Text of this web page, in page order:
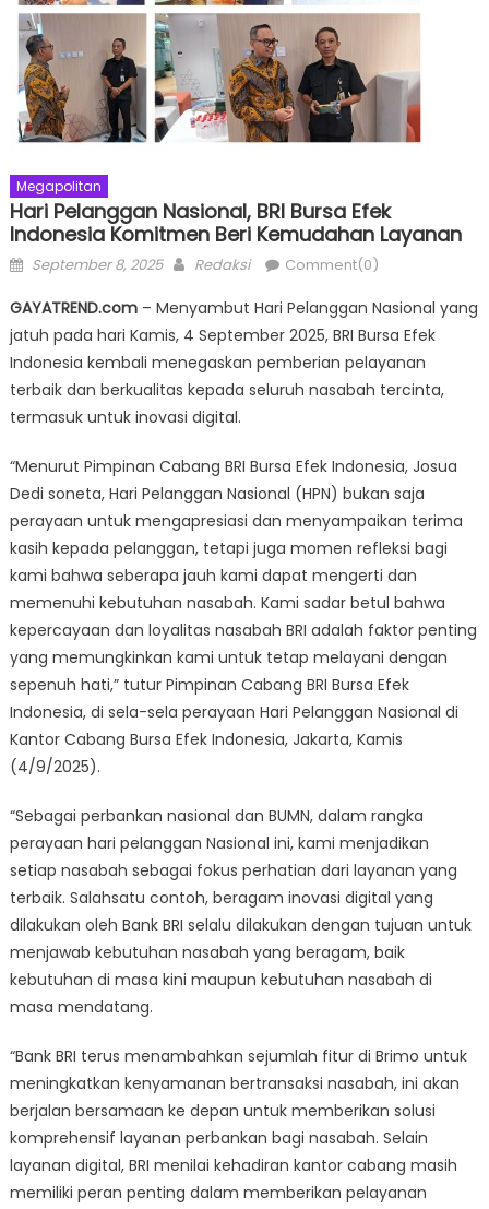
Megapolitan
Hari Pelanggan Nasional, BRI Bursa Efek
Indonesia Komitmen Beri Kemudahan Layanan
Posted
September 8, 2025 Author
Redaksi Comment(0)
GAYATREND.com– Menyambut Hari Pelanggan Nasional yang
jatuh pada hari Kamis, 4 September 2025, BRI Bursa Efek
Indonesia kembali menegaskan pemberian pelayanan
terbaik dan berkualitas kepada seluruh nasabah tercinta,
termasuk untuk inovasi digital.
“Menurut Pimpinan Cabang BRI Bursa Efek Indonesia, Josua
Dedi soneta, Hari Pelanggan Nasional (HPN) bukan saja
perayaan untuk mengapresiasi dan menyampaikan terima
kasih kepada pelanggan, tetapi juga momen refleksi bagi
kami bahwa seberapa jauh kami dapat mengerti dan
memenuhi kebutuhan nasabah. Kami sadar betul bahwa
kepercayaan dan loyalitas nasabah BRI adalah faktor penting
yang memungkinkan kami untuk tetap melayani dengan
sepenuh hati,” tutur Pimpinan Cabang BRI Bursa Efek
Indonesia, di sela-sela perayaan Hari Pelanggan Nasional di
Kantor Cabang Bursa Efek Indonesia, Jakarta, Kamis
(4/9/2025).
“Sebagai perbankan nasional dan BUMN, dalam rangka
perayaan hari pelanggan Nasional ini, kami menjadikan
setiap nasabah sebagai fokus perhatian dari layanan yang
terbaik. Salahsatu contoh, beragam inovasi digital yang
dilakukan oleh Bank BRI selalu dilakukan dengan tujuan untuk
menjawab kebutuhan nasabah yang beragam, baik
kebutuhan di masa kini maupun kebutuhan nasabah di
masa mendatang.
“Bank BRI terus menambahkan sejumlah fitur di Brimo untuk
meningkatkan kenyamanan bertransaksi nasabah, ini akan
berjalan bersamaan ke depan untuk memberikan solusi
komprehensif layanan perbankan bagi nasabah. Selain
layanan digital, BRI menilai kehadiran kantor cabang masih
memiliki peran penting dalam memberikan pelayanan